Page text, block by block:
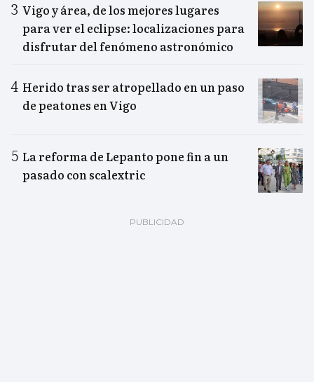
Vigo y área, de los mejores lugares
para ver el eclipse: localizaciones para
disfrutar del fenómeno astronómico
Herido tras ser atropellado en un paso
de peatones en Vigo
La reforma de Lepanto pone fin a un
pasado con scalextric